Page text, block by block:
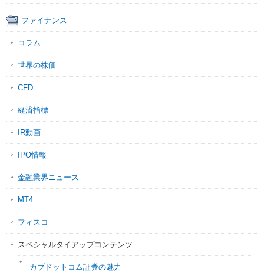
ファイナンス
コラム
世界の株価
CFD
経済指標
IR動画
IPO情報
金融業界ニュース
MT4
フィスコ
スペシャルタイアップコンテンツ
カブドットコム証券の魅力